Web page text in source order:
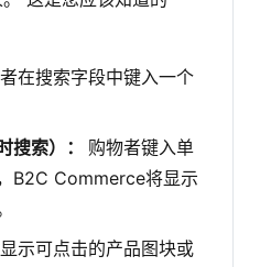
在搜索字段中键入一个
搜索）： 购物者键入单
B2C Commerce将显示
示可点击的产品图块或